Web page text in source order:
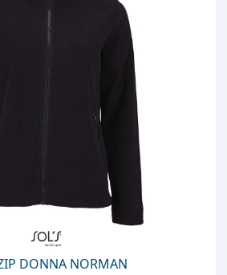
DONNA NORMAN